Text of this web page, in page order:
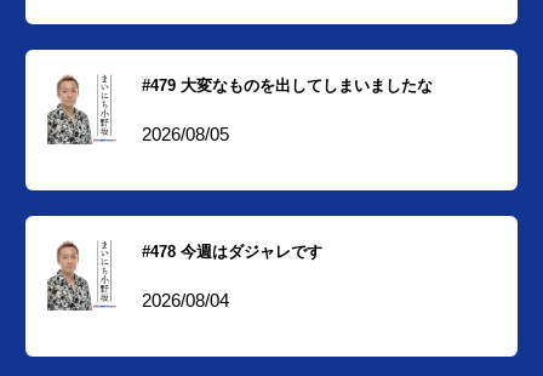
#479 大変なものを出してしまいましたな
2026/08/05
#478 今週はダジャレです
2026/08/04